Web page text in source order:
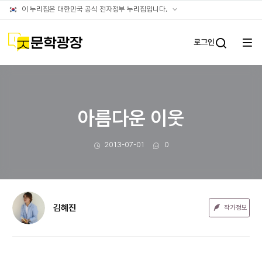
이 누리집은 대한민국 공식 전자정부 누리집입니다. 공식
문학광장 로그인
전체
아름다운 이웃
작성일
2013-07-01 댓글수
0
김혜진